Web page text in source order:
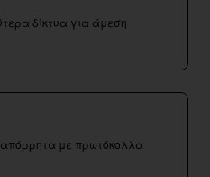
δίκτυα για άμεση
με πρωτόκολλα